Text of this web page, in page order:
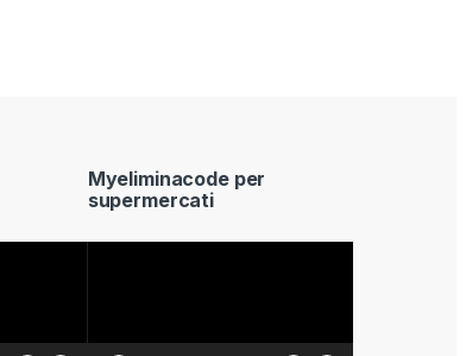
Myeliminacode per
supermercati